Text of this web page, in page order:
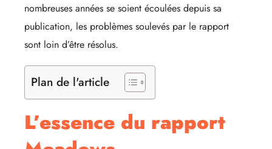
nombreuses années se soient écoulées depuis sa
publication, les problèmes soulevés par le rapport
sont loin d’être résolus.
Plan de l'article
L’essence du rapport